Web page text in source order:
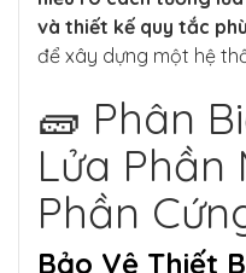
và thiết kế quy tắc
để xây dựng một hệ
🧱 Phân
Lửa Phần
Phần
Bảo Vệ Thiết